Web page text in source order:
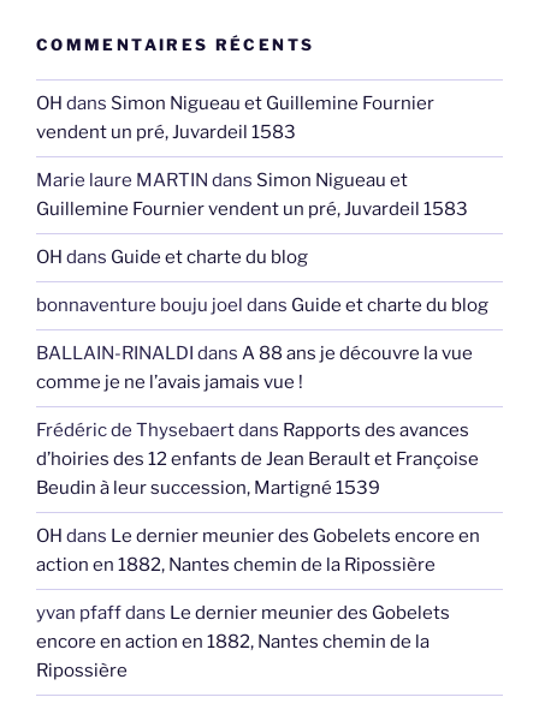
COMMENTAIRES RÉCENTS
OH dans Simon Nigueau et Guillemine Fournier
vendent un pré, Juvardeil 1583
Marie laure MARTIN dans Simon Nigueau et
Guillemine Fournier vendent un pré, Juvardeil 1583
OH dans Guide et charte du blog
bonnaventure bouju joel dans Guide et charte du blog
BALLAIN-RINALDI dans A 88 ans je découvre la vue
comme je ne l’avais jamais vue !
Frédéric de Thysebaertdans Rapports des avances
d’hoiries des 12 enfants de Jean Berault et Françoise
Beudin à leur succession, Martigné 1539
OH dans Le dernier meunier des Gobelets encore en
action en 1882, Nantes chemin de la Ripossière
yvan pfaffdans Le dernier meunier des Gobelets
encore en action en 1882, Nantes chemin de la
Ripossière